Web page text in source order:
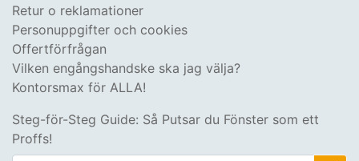
Retur o reklamationer
Personuppgifter och cookies
Offertförfrågan
Vilken engångshandske ska jag välja?
Kontorsmax för ALLA!
Steg-för-Steg Guide: Så Putsar du Fönster som ett
Proffs!